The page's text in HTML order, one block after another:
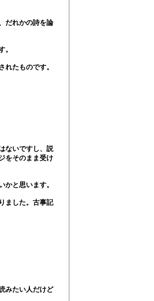
だれかの詩を論
たものです。
ないですし、説
をそのまま受け
と思います。
ました。古事記
みたい人だけど